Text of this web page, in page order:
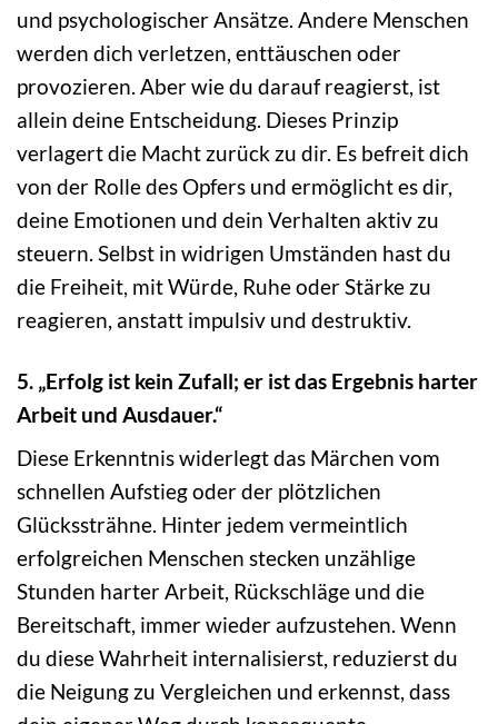
und psychologischer Ansätze. Andere Menschen
werden dich verletzen, enttäuschen oder
provozieren. Aber wie du darauf reagierst, ist
allein deine Entscheidung. Dieses Prinzip
verlagert die Macht zurück zu dir. Es befreit dich
von der Rolle des Opfers und ermöglicht es dir,
deine Emotionen und dein Verhalten aktiv zu
steuern. Selbst in widrigen Umständen hast du
die Freiheit, mit Würde, Ruhe oder Stärke zu
reagieren, anstatt impulsiv und destruktiv.
5. „Erfolg ist kein Zufall; er ist das Ergebnis harter
Arbeit und Ausdauer.“
Diese Erkenntnis widerlegt das Märchen vom
schnellen Aufstieg oder der plötzlichen
Glückssträhne. Hinter jedem vermeintlich
erfolgreichen Menschen stecken unzählige
Stunden harter Arbeit, Rückschläge und die
Bereitschaft, immer wieder aufzustehen. Wenn
du diese Wahrheit internalisierst, reduzierst du
die Neigung zu Vergleichen und erkennst, dass